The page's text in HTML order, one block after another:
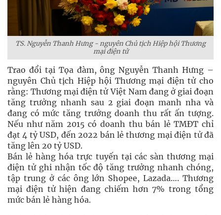
TS. Nguyễn Thanh Hưng - nguyên Chủ tịch Hiệp hội Thương
mại điện tử
Trao đổi tại Tọa đàm, ông Nguyễn Thanh Hưng –
nguyên Chủ tịch Hiệp hội Thương mại điện tử cho
rằng: Thương mại điện tử Việt Nam đang ở giai đoạn
tăng trưởng nhanh sau 2 giai đoạn manh nha và
đang có mức tăng trưởng doanh thu rất ấn tượng.
Nếu như năm 2015 có doanh thu bán lẻ TMĐT chỉ
đạt 4 tỷ USD, đến 2022 bán lẻ thương mại điện tử đã
tăng lên 20 tỷ USD.
Bán lẻ hàng hóa trực tuyến tại các sàn thương mại
điện tử ghi nhận tốc độ tăng trưởng nhanh chóng,
tập trung ở các ông lớn Shopee, Lazada…. Thương
mại điện tử hiện đang chiếm hơn 7% trong tổng
mức bán lẻ hàng hóa.